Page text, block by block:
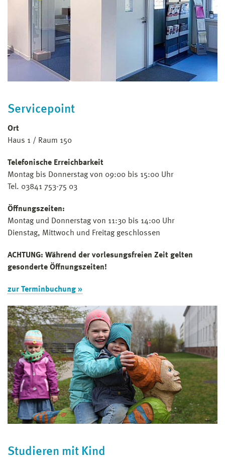
Servicepoint
Ort
Haus 1 / Raum 150
Telefonische Erreichbarkeit
Montag bis Donnerstag von 09:00 bis 15:00 Uhr
Tel. 03841 753-75 03
Öffnungszeiten:
Montag und Donnerstag von 11:30 bis 14:00 Uhr
Dienstag, Mittwoch und Freitag geschlossen
ACHTUNG: Während der vorlesungsfreien Zeit gelten
gesonderte Öffnungszeiten!
zur Terminbuchung »
Studieren mit Kind